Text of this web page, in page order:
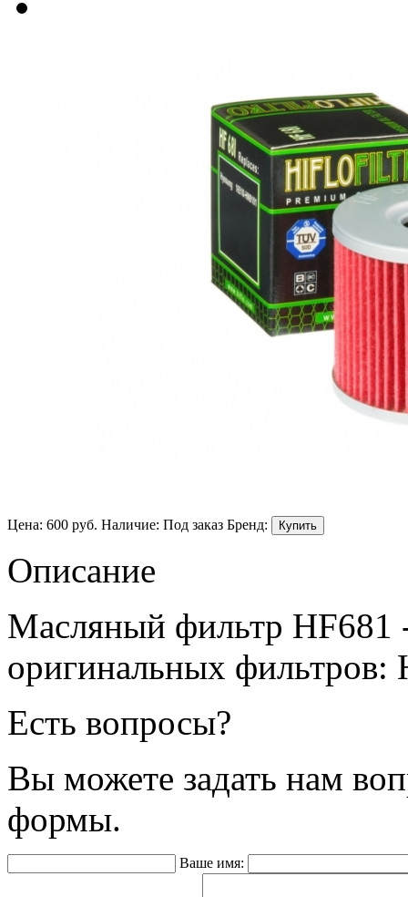
Цена: 600 руб. Наличие: Под заказ Бренд:
Описание
Масляный фильтр HF681
оригинальных
Есть вопросы?
Вы можете задать нам
формы.
Ваше имя: